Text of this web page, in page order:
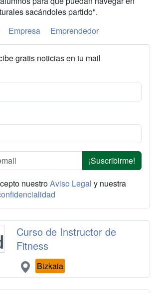
sacándoles partido".
Empresa Emprendedor
gratis noticias en tu mail
¡Suscribirme!
nuestroAviso Legal y nuestra
Curso de Instructor de
Fitness
Bizkaia